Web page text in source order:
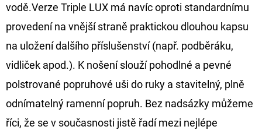
vodě.Verze Triple LUX má navíc oproti standardnímu
provedení na vnější straně praktickou dlouhou kapsu
na uložení dalšího příslušenství (např. podběráku,
vidliček apod.). K nošení slouží pohodlné a pevné
polstrované popruhové uši do ruky a stavitelný, plně
odnímatelný ramenní popruh. Bez nadsázky můžeme
říci, že se v současnosti jistě řadí mezi nejlépe